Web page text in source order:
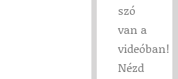
szó
van a
videóban!
Nézd